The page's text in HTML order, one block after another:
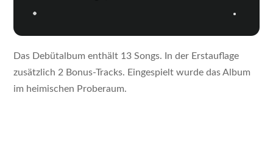
Das Debütalbum enthält 13 Songs. In der Erstauflage
zusätzlich 2 Bonus-Tracks. Eingespielt wurde das Album
im heimischen Proberaum.